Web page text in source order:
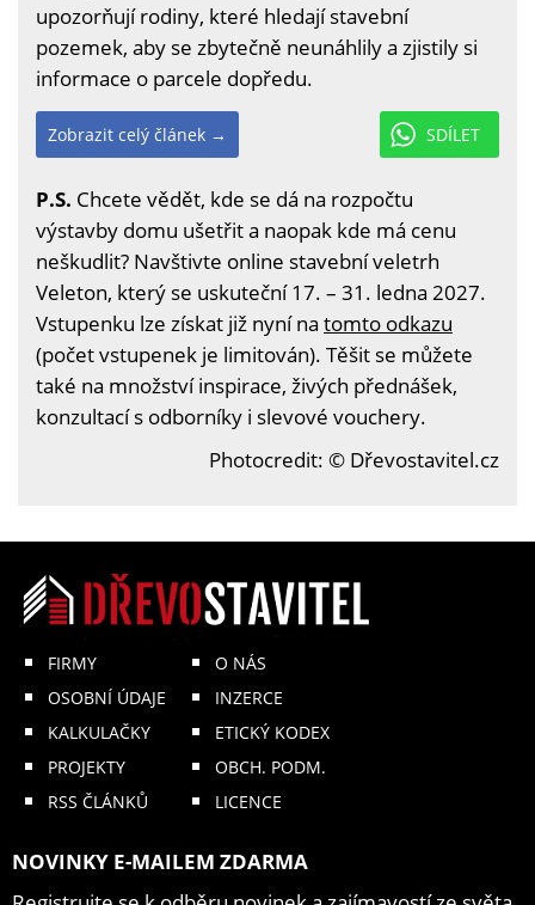
upozorňují rodiny, které hledají stavební
pozemek, aby se zbytečně neunáhlily a zjistily si
informace o parcele dopředu.
SDÍLET
Zobrazit celý článek →
P.S. Chcete vědět, kde se dá na rozpočtu
výstavby domu ušetřit a naopak kde má cenu
neškudlit? Navštivte online stavební veletrh
Veleton, který se uskuteční 17. – 31. ledna 2027.
Vstupenku lze získat již nyní na tomto odkazu
(počet vstupenek je limitován). Těšit se můžete
také na množství inspirace, živých přednášek,
konzultací s odborníky i slevové vouchery.
Photocredit: © Dřevostavitel.cz
FIRMY
OSOBNÍ ÚDAJE
KALKULAČKY
PROJEKTY
RSS ČLÁNKŮ
O NÁS
INZERCE
ETICKÝ KODEX
OBCH. PODM.
LICENCE
NOVINKY E-MAILEM ZDARMA